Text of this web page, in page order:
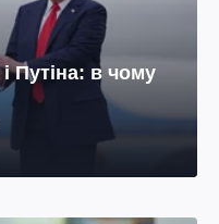
Путіна: в чому